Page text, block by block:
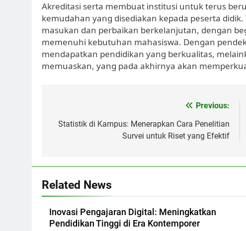
Akreditasi serta membuat institusi untuk terus
kemudahan yang disediakan kepada peserta
masukan dan perbaikan berkelanjutan, dengan
memenuhi kebutuhan mahasiswa. Dengan
mendapatkan pendidikan yang berkualitas,
memuaskan, yang pada akhirnya akan
navigation
Previous:
Statistik di Kampus: Menerapkan Cara Penelitian
Survei untuk Riset yang Efektif
Related News
Inovasi Pengajaran Digital: Meningkatkan
Pendidikan Tinggi di Era Kontemporer